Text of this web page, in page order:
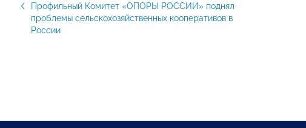
Профильный Комитет «ОПОРЫ РОССИИ» поднял
проблемы сельскохозяйственных кооперативов в
России